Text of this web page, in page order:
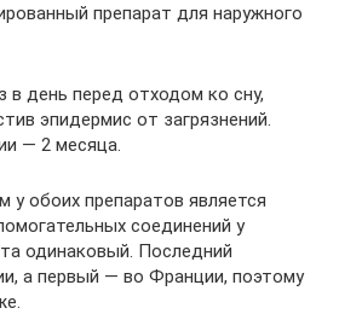
препарат для наружного
в день перед отходом ко сну,
эпидермис от загрязнений.
— 2 месяца.
обоих препаратов является
соединений у
одинаковый. Последний
а первый — во Франции, поэтому